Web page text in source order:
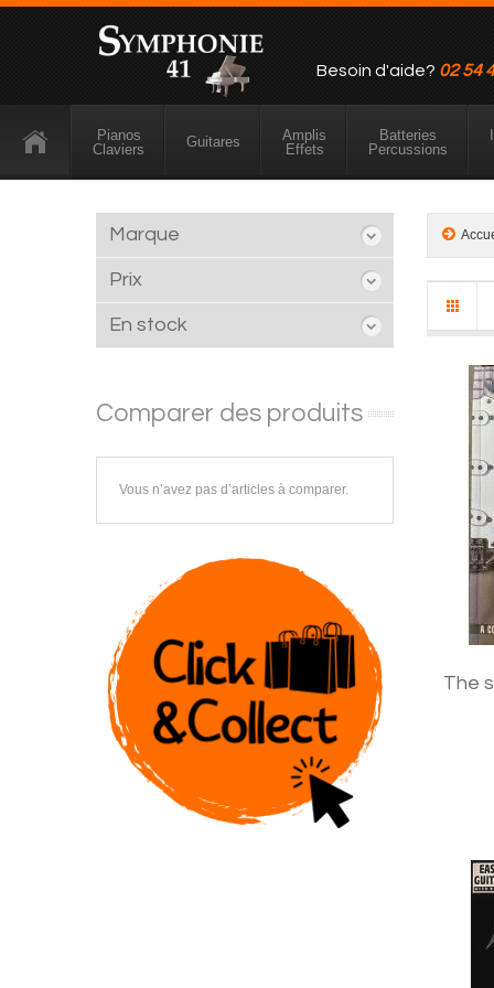
Besoin d'aide? 02 54
Pianos
Claviers
Guitares
Amplis
Effets
Batteries
Percussions
Marque
Prix
En stock
Comparer des produits
Vous n’avez pas d’articles à comparer.
The